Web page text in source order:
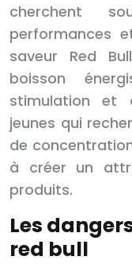
cherchent
performances
saveur Red
boisson
stimulation et
jeunes qui
de
à créer un
produits.
Les
red bull